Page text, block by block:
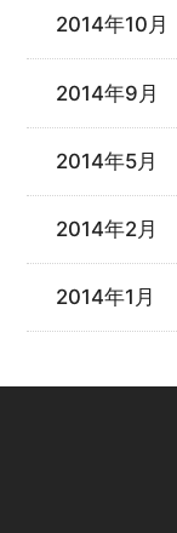
2014年10月
2014年9月
2014年5月
2014年2月
2014年1月